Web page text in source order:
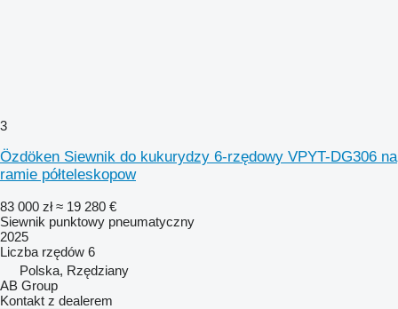
3
Özdöken Siewnik do kukurydzy 6-rzędowy VPYT-DG306 na
ramie półteleskopow
83 000 zł ≈ 19 280 €
Siewnik punktowy pneumatyczny
2025
Liczba rzędów 6
Polska, Rzędziany
AB Group
Kontakt z dealerem